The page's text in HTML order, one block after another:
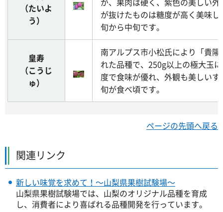
（たいよ
う）
が抜けたものは糖度が高く美味
旬から中旬です。
皇寿
（こうじ
ゅ）
南アルプス市小松氏により「貴
れた品種で、250g以上の極大玉
度で食味が優れ、外観も美しい
旬が食べ頃です。
ページの先頭へ戻る
関連リンク
新しい味覚を求めて！～山梨県果樹試験場～
山梨県果樹試験場では、山梨のオリジナル品種を育成
し、消費者により喜ばれる品種開発を行っています。